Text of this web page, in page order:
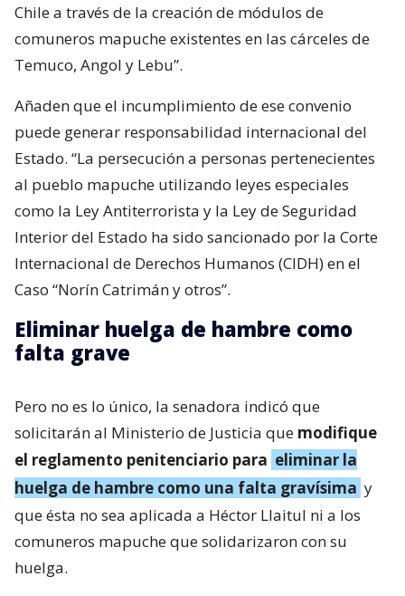
Chile a través de la creación de módulos de
comuneros mapuche existentes en las cárceles de
Temuco, Angol y Lebu”.
Añaden que el incumplimiento de ese convenio
puede generar responsabilidad internacional del
Estado. “La persecución a personas pertenecientes
al pueblo mapuche utilizando leyes especiales
como la Ley Antiterrorista y la Ley de Seguridad
Interior del Estado ha sido sancionado por la Corte
Internacional de Derechos Humanos (CIDH) en el
Caso “Norín Catrimán y otros”.
Eliminar huelga de hambre como
falta grave
Pero no es lo único, la senadora indicó que
solicitarán al Ministerio de Justicia que modifique
el reglamento penitenciario para eliminar la
huelga de hambre como una falta gravísima y
que ésta no sea aplicada a Héctor Llaitul ni a los
comuneros mapuche que solidarizaron con su
huelga.